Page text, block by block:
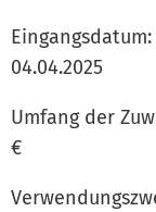
Umfang der